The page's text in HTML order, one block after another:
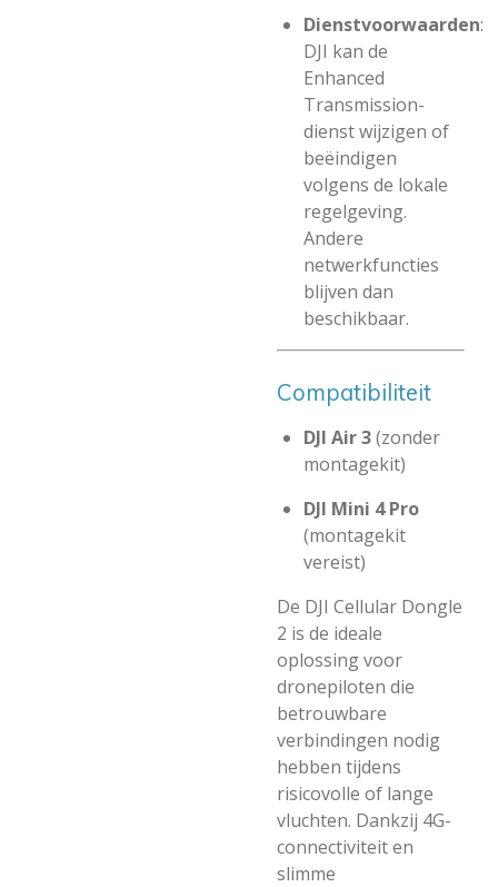
Dienstvoorwaarden:
DJI kan de
Enhanced
Transmission-
dienst wijzigen of
beëindigen
volgens de lokale
regelgeving.
Andere
netwerkfuncties
blijven dan
beschikbaar.
Compatibiliteit
DJI Air 3(zonder
montagekit)
DJI Mini 4 Pro
(montagekit
vereist)
De DJI Cellular Dongle
2 is de ideale
oplossing voor
dronepiloten die
betrouwbare
verbindingen nodig
hebben tijdens
risicovolle of lange
vluchten. Dankzij 4G-
connectiviteit en
slimme